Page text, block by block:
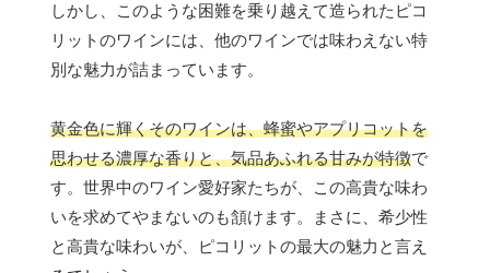
しかし、このような困難を乗り越えて造られたピコ
リットのワインには、他のワインでは味わえない特
別な魅力が詰まっています。
黄金色に輝くそのワインは、蜂蜜やアプリコットを
思わせる濃厚な香りと、気品あふれる甘みが特徴で
す。世界中のワイン愛好家たちが、この高貴な味わ
いを求めてやまないのも頷けます。まさに、希少性
と高貴な味わいが、ピコリットの最大の魅力と言え